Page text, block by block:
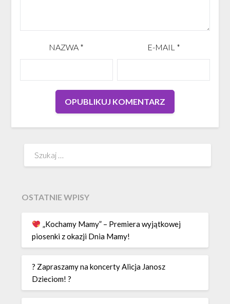
NAZWA * E-MAIL *
OSTATNIE WPISY
„Kochamy Mamy” – Premiera wyjątkowej
piosenki z okazji Dnia Mamy!
? Zapraszamy na koncerty Alicja Janosz
Dzieciom! ?